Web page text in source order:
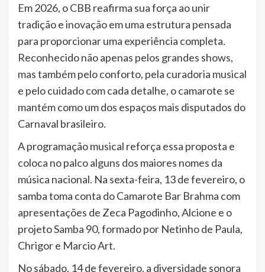
Em 2026, o CBB reafirma sua força ao unir
tradição e inovação em uma estrutura pensada
para proporcionar uma experiência completa.
Reconhecido não apenas pelos grandes shows,
mas também pelo conforto, pela curadoria musical
e pelo cuidado com cada detalhe, o camarote se
mantém como um dos espaços mais disputados do
Carnaval brasileiro.
A programação musical reforça essa proposta e
coloca no palco alguns dos maiores nomes da
música nacional. Na sexta-feira, 13 de fevereiro, o
samba toma conta do Camarote Bar Brahma com
apresentações de Zeca Pagodinho, Alcione e o
projeto Samba 90, formado por Netinho de Paula,
Chrigor e Marcio Art.
No sábado, 14 de fevereiro, a diversidade sonora